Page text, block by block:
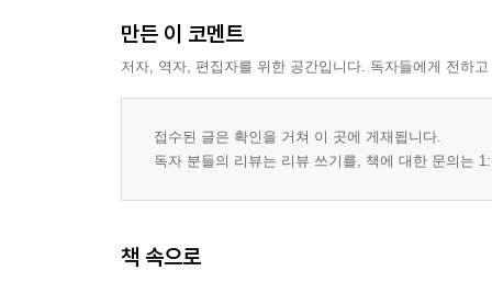
만든 이 코멘트
저자, 역자, 편집자를 위한 공간입니다. 독자들에게 전하
접수된 글은 확인을 거쳐 이 곳에 게재됩니다.
독자 분들의 리뷰는 리뷰 쓰기를, 책에 대한 문의는
책 속으로